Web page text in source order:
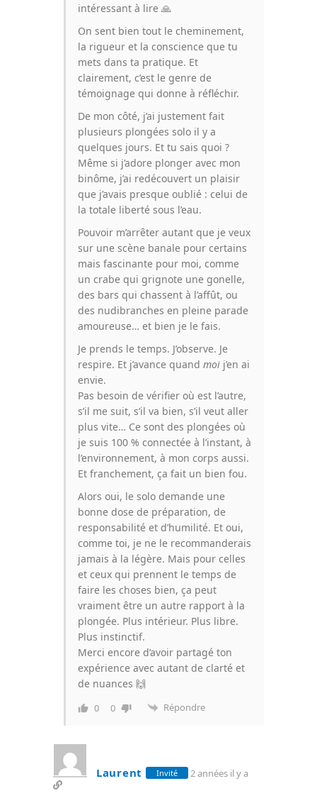
intéressant à lire 🙏
On sent bien tout le cheminement,
la rigueur et la conscience que tu
mets dans ta pratique. Et
clairement, c’est le genre de
témoignage qui donne à réfléchir.
De mon côté, j’ai justement fait
plusieurs plongées solo il y a
quelques jours. Et tu sais quoi ?
Même si j’adore plonger avec mon
binôme, j’ai redécouvert un plaisir
que j’avais presque oublié : celui de
la totale liberté sous l’eau.
Pouvoir m’arrêter autant que je veux
sur une scène banale pour certains
mais fascinante pour moi, comme
un crabe qui grignote une gonelle,
des bars qui chassent à l’affût, ou
des nudibranches en pleine parade
amoureuse… et bien je le fais.
Je prends le temps. J’observe. Je
respire. Et j’avance quand moi j’en ai
envie.
Pas besoin de vérifier où est l’autre,
s’il me suit, s’il va bien, s’il veut aller
plus vite… Ce sont des plongées où
je suis 100 % connectée à l’instant, à
l’environnement, à mon corps aussi.
Et franchement, ça fait un bien fou.
Alors oui, le solo demande une
bonne dose de préparation, de
responsabilité et d’humilité. Et oui,
comme toi, je ne le recommanderais
jamais à la légère. Mais pour celles
et ceux qui prennent le temps de
faire les choses bien, ça peut
vraiment être un autre rapport à la
plongée. Plus intérieur. Plus libre.
Plus instinctif.
Merci encore d’avoir partagé ton
expérience avec autant de clarté et
de nuances 🙌
0 0 Répondre
Laurent Invité 2 années il y a